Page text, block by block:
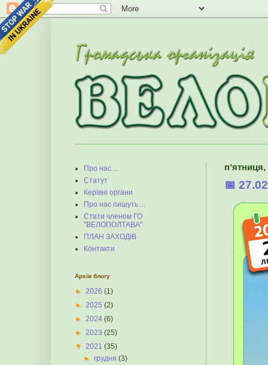
📅
Про нас ...
Статут
Керівні органи
Про нас пишуть ...
Стати членом ГО
"ВЕЛОПОЛТАВА"
ПЛАН ЗАХОДІВ
Контакти
Архів блогу
► 2026 (1)
► 2025 (2)
► 2024 (6)
► 2023 (25)
▼ 2021 (35)
►грудня(3)